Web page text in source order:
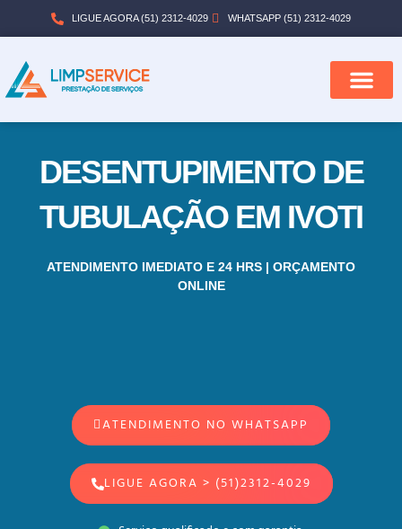
LIGUE AGORA (51) 2312-4029 WHATSAPP (51) 2312-4029
DESENTUPIMENTO DE
TUBULAÇÃO EM IVOTI
ATENDIMENTO IMEDIATO E 24 HRS | ORÇAMENTO
ONLINE
ATENDIMENTO NO WHATSAPP
LIGUE AGORA > (51)2312-4029